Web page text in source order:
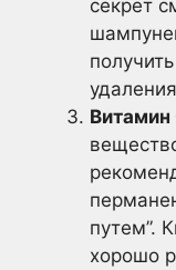
секрет
Витамин
путем”.
хорошо